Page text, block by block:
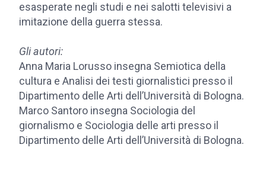
esasperate negli studi e nei salotti televisivi a
imitazione della guerra stessa.
Gli autori:
Anna Maria Lorusso insegna Semiotica della
cultura e Analisi dei testi giornalistici presso il
Dipartimento delle Arti dell’Università di Bologna.
Marco Santoro insegna Sociologia del
giornalismo e Sociologia delle arti presso il
Dipartimento delle Arti dell’Università di Bologna.